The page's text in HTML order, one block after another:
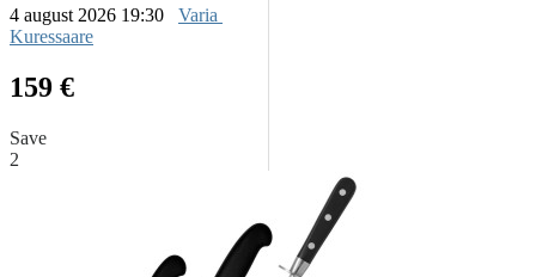
4 august 2026 19:30
Varia
Kuressaare
159 €
Save
2